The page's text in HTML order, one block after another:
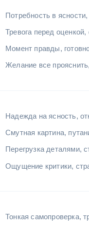
Потребность в
Тревога перед оценкой,
Момент правды,
Желание все
Надежда на ясность,
Смутная картина,
Перегрузка деталями,
Ощущение критики,
Тонкая самопроверка,